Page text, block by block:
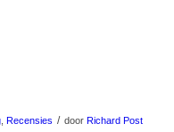
, Recensies / door Richard Post